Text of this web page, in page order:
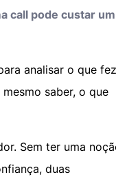
call pode custar um
analisar o que
saber, o que
Sem ter uma
duas